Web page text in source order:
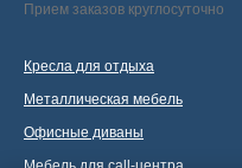
Прием заказов круглосуточно
Кресла для отдыха
Металлическая мебель
Офисные диваны